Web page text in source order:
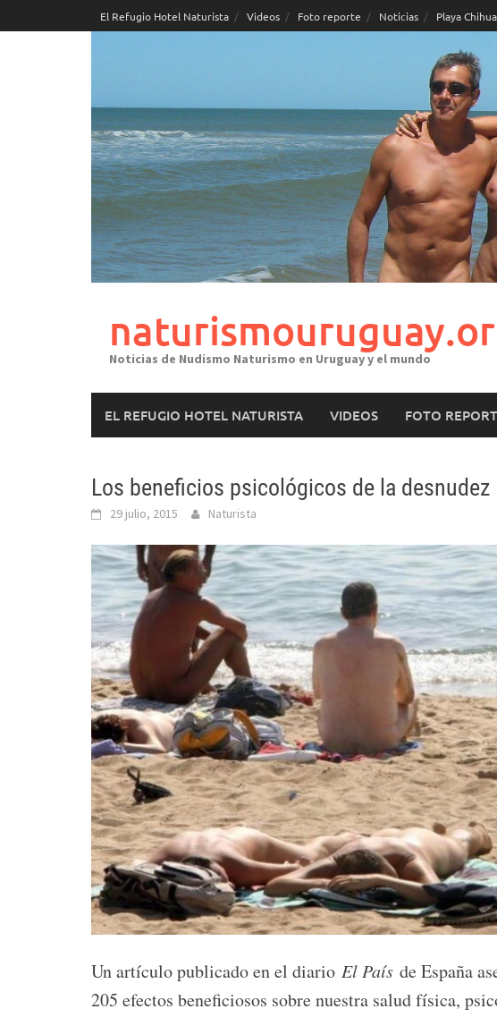
to
El Refugio Hotel Naturista Videos Foto reporte Noticias Playa
Noticias de Nudismo Naturismo en Uruguay y el mundo
EL REFUGIO HOTEL NATURISTA VIDEOS FOTO
Los beneficios psicológicos de la desnudez
29 julio, 2015 Naturista
Un artículo publicado en el diario El País de España
205 efectos beneficiosos sobre nuestra salud física,